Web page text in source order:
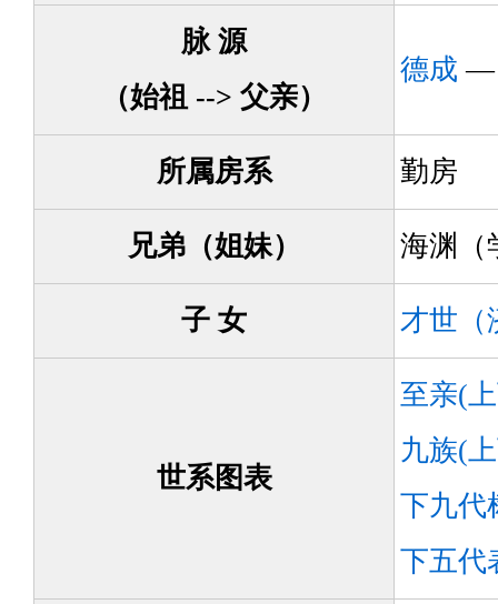
脉 源
（始祖 --> 父亲）
德成
所属房系 勤
兄弟（姐妹） 海渊（
子 女 才世（
世系图表
至亲(
九族(
下九代
下五代